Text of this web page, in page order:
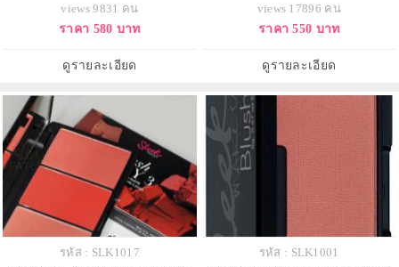
แก้มสีหวานคอลเลคชั่นใหม่ล่าสุด
ประกอบด้วยบรัชเนื้อครีมสีชมพูระ
ธรรมชาติ และอีก 2สีบรัชเนื้อฝุ่น
สีชมพูอ่อน และชมพูอมส้มนิดๆ ปัด
views 9831 คน
ราคา 580 บาท
ดูรายละเอียด
ตลับเดียว โทนนี้เวลาปัดออกมาแล้ว
จะสดใส น่ารักมากๆ แจ่มๆค่ะ ตลับ
ค่าสุดๆควรมีไว้ในครอบครองค่ะ
views 17896 คน
ราคา 550 บาท
ดูรายละเอียด
รหัส : SLK1017
รหัส : SLK1001